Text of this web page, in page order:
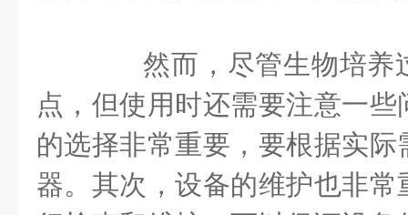
然而，尽管生物培养
点，但使用时还需要注意一
的选择非常重要，要根据实
器。其次，设备的维护也非